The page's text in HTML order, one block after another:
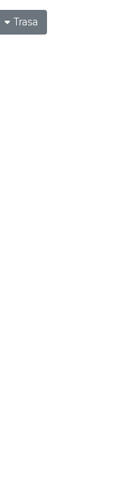
Trasa